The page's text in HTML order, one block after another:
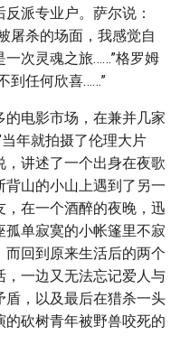
派专业户。萨尔说：
屠杀的场面，我感觉自
次灵魂之旅……”格罗姆
到任何欣喜……”
电影市场，在兼并几家
年就拍摄了伦理大片
，讲述了一个出身在夜歌
山的小山上遇到了另一
在一个酒醉的夜晚，迅
单寂寞的小帐篷里不寂
回到原来生活后的两个
，一边又无法忘记爱人与
，以及最后在猎杀一头
砍树青年被野兽咬死的